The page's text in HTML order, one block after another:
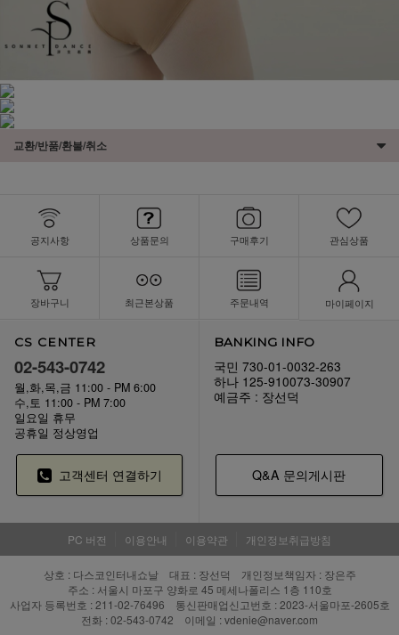
교환/반품/환불/취소
공지사항 상품문의 구매후기 관심상품
장바구니 최근본상품 주문내역 마이페이지
CS CENTER
02-543-0742
월,화,목,금 11:00 - PM 6:00
수,토 11:00 - PM 7:00
일요일 휴무
공휴일 정상영업
BANKING INFO
국민 730-01-0032-263
하나 125-910073-30907
예금주 : 장선덕
고객센터 연결하기 Q&A 문의게시판
PC 버전 이용안내 이용약관 개인정보취급방침
상호 : 다스코인터내쇼날 대표 : 장선덕 개인정보책임자 : 장은주
주소 : 서울시 마포구 양화로 45 메세나폴리스 1층 110호
사업자 등록번호 : 211-02-76496 통신판매업신고번호 : 2023-서울마포-2605호
전화 : 02-543-0742 이메일 : vdenie@naver.com